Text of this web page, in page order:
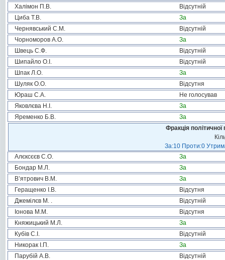
Халімон П.В.
Відсутній
Циба Т.В.
За
Чернявський С.М.
Відсутній
Чорноморов А.О.
За
Швець С.Ф.
Відсутній
Шипайло О.І.
Відсутній
Шпак Л.О.
За
Шуляк О.О.
Відсутня
Юраш С.А.
Не голосував
Яковлєва Н.І.
За
Яременко Б.В.
За
Фракція
За:10 Проти:0
Алєксєєв С.О.
За
Бондар М.Л.
За
В’ятрович В.М.
За
Геращенко І.В.
Відсутня
Джемілєв М. .
Відсутній
Іонова М.М.
Відсутня
Княжицький М.Л.
За
Кубів С.І.
Відсутній
Никорак І.П.
За
Парубій А.В.
Відсутній